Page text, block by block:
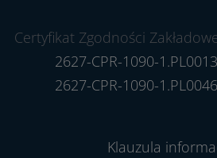
Certyfikat Zgodności
2627-CPR-1090-
2627-CPR-1090-
Klauzula